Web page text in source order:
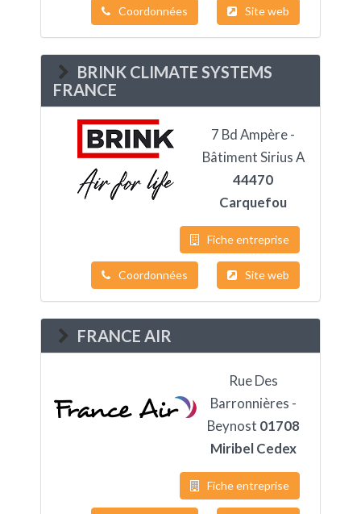
Coordonnées Site web
BRINK CLIMATE SYSTEMS
FRANCE
7 Bd Ampère -
Bâtiment Sirius A
44470
Carquefou
Fiche entreprise
Coordonnées Site web
FRANCE AIR
Rue Des
Barronnières -
Beynost 01708
Miribel Cedex
Fiche entreprise